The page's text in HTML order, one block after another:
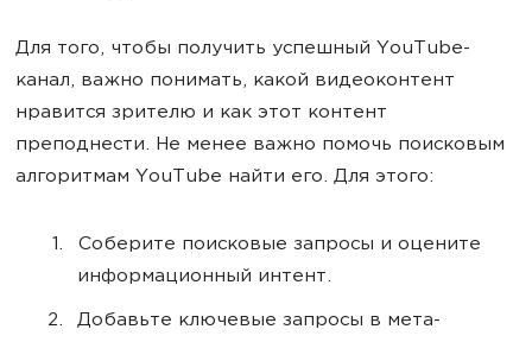
Для того, чтобы получить успешный YouTube-
канал, важно понимать, какой видеоконтент
нравится зрителю и как этот контент
преподнести. Не менее важно помочь поисковым
алгоритмам YouTube найти его. Для этого:
Соберите поисковые запросы и оцените
информационный интент.
Добавьте ключевые запросы в мета-